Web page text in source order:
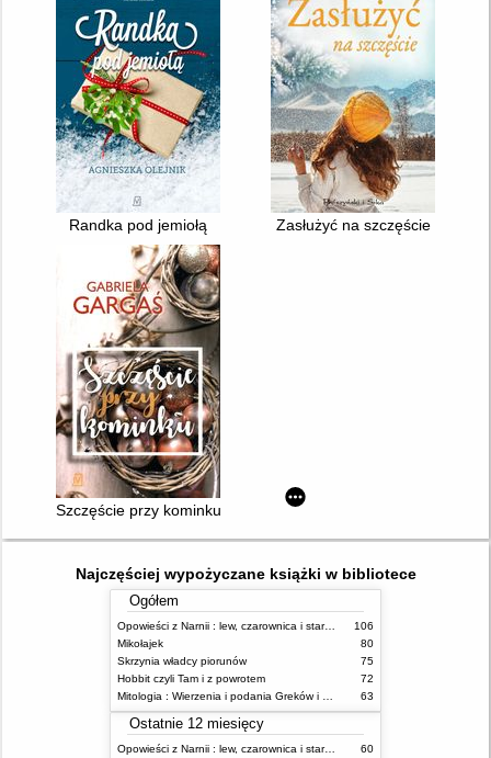
Randka pod jemiołą Zasłużyć na szczęście
Szczęście przy kominku
Najczęściej wypożyczane książki w bibliotece
Ogółem
Opowieści z Narnii : lew, czarownica i stara szafa
106
Mikołajek
80
Skrzynia władcy piorunów
75
Hobbit czyli Tam i z powrotem
72
63
Ostatnie 12 miesięcy
Opowieści z Narnii : lew, czarownica i stara szafa
60